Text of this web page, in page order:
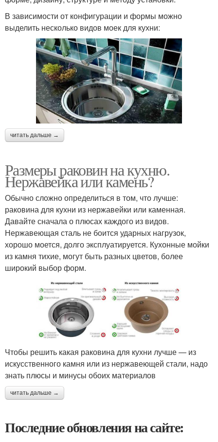
В зависимости от конфигурации и формы можно
выделить несколько видов моек для кухни:
читать дальше →
Размеры раковин на кухню.
Нержавейка или камень?
Обычно сложно определиться в том, что лучше:
раковина для кухни из нержавейки или каменная.
Давайте сначала о плюсах каждого из видов.
Нержавеющая сталь не боится ударных нагрузок,
хорошо моется, долго эксплуатируется. Кухонные мойки
из камня тихие, могут быть разных цветов, более
широкий выбор форм.
Чтобы решить какая раковина для кухни лучше — из
искусственного камня или из нержавеющей стали, надо
знать плюсы и минусы обоих материалов
читать дальше →
Последние обновления на сайте: